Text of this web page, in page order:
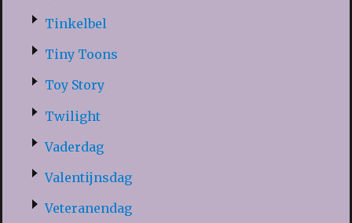
Tinkelbel
Tiny Toons
Toy Story
Twilight
Vaderdag
Valentijnsdag
Veteranendag